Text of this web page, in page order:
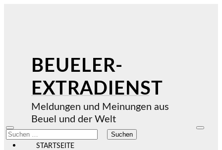
BEUELER-
EXTRADIENST
Meldungen und Meinungen aus
Beuel und der Welt
Mobile-
Menü
ein-/ausblenden
Suchen
nach:
STARTSEITE